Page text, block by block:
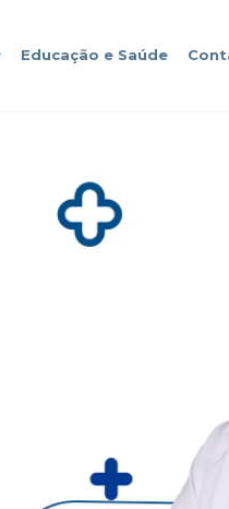
Educação e Saúde